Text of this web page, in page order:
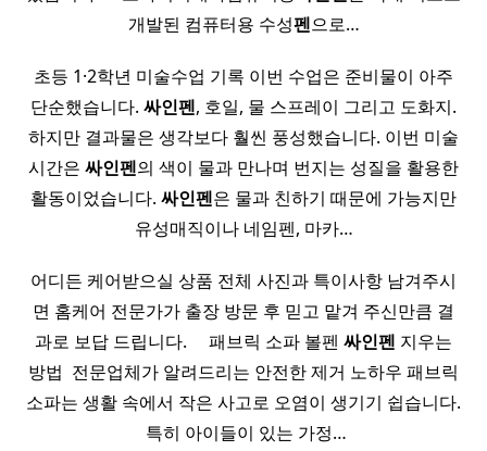
개발된 컴퓨터용 수성펜으로…
초등 1·2학년 미술수업 기록 이번 수업은 준비물이 아주
단순했습니다. 싸인펜, 호일, 물 스프레이 그리고 도화지.
하지만 결과물은 생각보다 훨씬 풍성했습니다. 이번 미술
시간은 싸인펜의 색이 물과 만나며 번지는 성질을 활용한
활동이었습니다. 싸인펜은 물과 친하기 때문에 가능지만
유성매직이나 네임펜, 마카…
어디든 케어받으실 상품 전체 사진과 특이사항 남겨주시
면 홈케어 전문가가 출장 방문 후 믿고 맡겨 주신만큼 결
과로 보답 드립니다. ​ ​ ​ ​ 패브릭 소파 볼펜 싸인펜 지우는
방법 ​ 전문업체가 알려드리는 안전한 제거 노하우 패브릭
소파는 생활 속에서 작은 사고로 오염이 생기기 쉽습니다.
​ 특히 아이들이 있는 가정…